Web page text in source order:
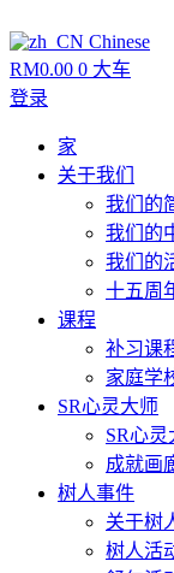
Chinese
RM0.00 0 大车
登录
家
关于我们
我们的
我们的
我们的
十五周
课程
补习课
家庭学
SR心灵大师
SR心灵
成就画
树人事件
关于树
树人活